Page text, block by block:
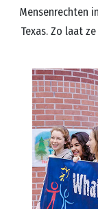
Mensenrechten
Texas. Zo laat